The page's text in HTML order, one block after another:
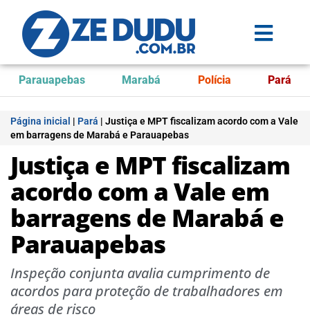
Parauapebas Marabá Polícia Pará
Página inicial | Pará | Justiça e MPT fiscalizam acordo com a Vale
em barragens de Marabá e Parauapebas
Justiça e MPT fiscalizam
acordo com a Vale em
barragens de Marabá e
Parauapebas
Inspeção conjunta avalia cumprimento de
acordos para proteção de trabalhadores em
áreas de risco